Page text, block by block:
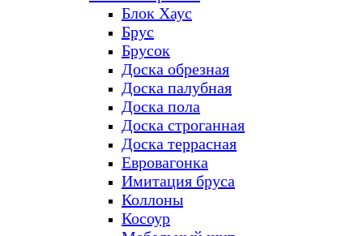
Блок Хаус
Брус
Брусок
Доска обрезная
Доска палубная
Доска пола
Доска строганная
Доска террасная
Евровагонка
Имитация бруса
Коллоны
Косоур